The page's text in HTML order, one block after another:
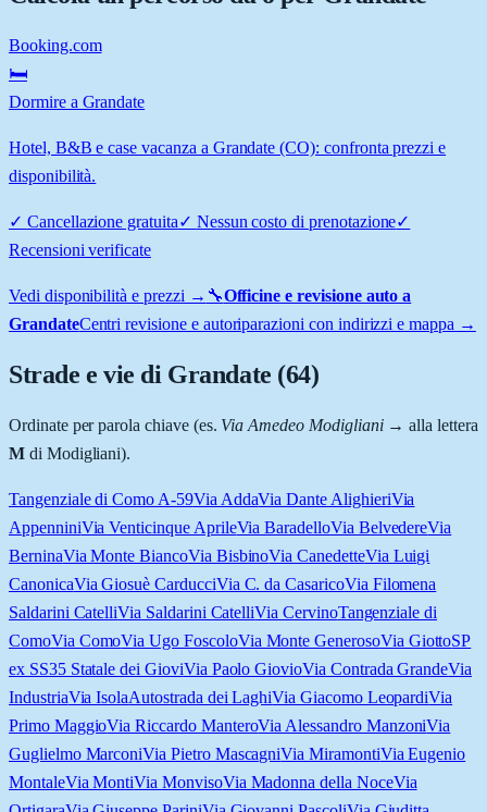
Booking.com
🛏️
Dormire a Grandate
Hotel, B&B e case vacanza a Grandate (CO): confronta prezzi e
disponibilità.
✓ Cancellazione gratuita✓ Nessun costo di prenotazione✓
Recensioni verificate
Vedi disponibilità e prezzi → 🔧Officine e revisione auto a
GrandateCentri revisione e autoriparazioni con indirizzi e mappa →
Strade e vie di Grandate (64)
Ordinate per parola chiave (es. Via Amedeo Modigliani→ alla lettera
Mdi Modigliani).
Tangenziale di Como A-59Via AddaVia Dante AlighieriVia
AppenniniVia Venticinque AprileVia BaradelloVia BelvedereVia
BerninaVia Monte BiancoVia BisbinoVia CanedetteVia Luigi
CanonicaVia Giosuè CarducciVia C. da CasaricoVia Filomena
Saldarini CatelliVia Saldarini CatelliVia CervinoTangenziale di
ComoVia ComoVia Ugo FoscoloVia Monte GenerosoVia GiottoSP
ex SS35 Statale dei GioviVia Paolo GiovioVia Contrada GrandeVia
IndustriaVia IsolaAutostrada dei LaghiVia Giacomo LeopardiVia
Primo MaggioVia Riccardo ManteroVia Alessandro ManzoniVia
Guglielmo MarconiVia Pietro MascagniVia MiramontiVia Eugenio
MontaleVia MontiVia MonvisoVia Madonna della NoceVia